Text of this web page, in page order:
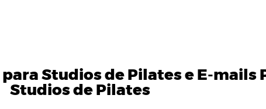
Studios de Pilatese E-mails
Studios de Pilates